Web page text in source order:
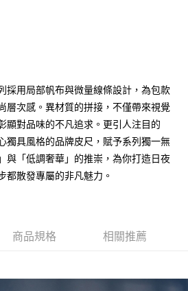
灣大哥大用戶可立即使用無須另外申請。
」，訂單成立後會自動跳轉到大哥付的交易
欲分期的期數、繳款截止日，確認付款後即完
用金額請依後續交易確認頁面所載為準。
確認交易或遇審核未通過，訂單將自動取
品之後才付款」的支付方式。 讓您購物簡單
需綁卡、不需儲值。
訊認證，即可結帳。
到繳費通知簡訊。
內，點擊此簡訊中的連結，可透過四大超商／
意取消之訂單仍視為有效，需透過AFTEE先享
含以上)免運費
採用局部帆布與微量線條設計，為包款
層次感。異材質的拼接，不僅帶來視覺
顯對品味的不凡追求。更引人注目的
獨具風格的品牌皮尺，賦予系列獨一無
與「低調奢華」的推崇，為你打造日夜
都散發專屬的非凡魅力。
商品規格 相關推薦